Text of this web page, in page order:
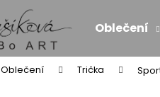
Oblečení
Oblečení Trička